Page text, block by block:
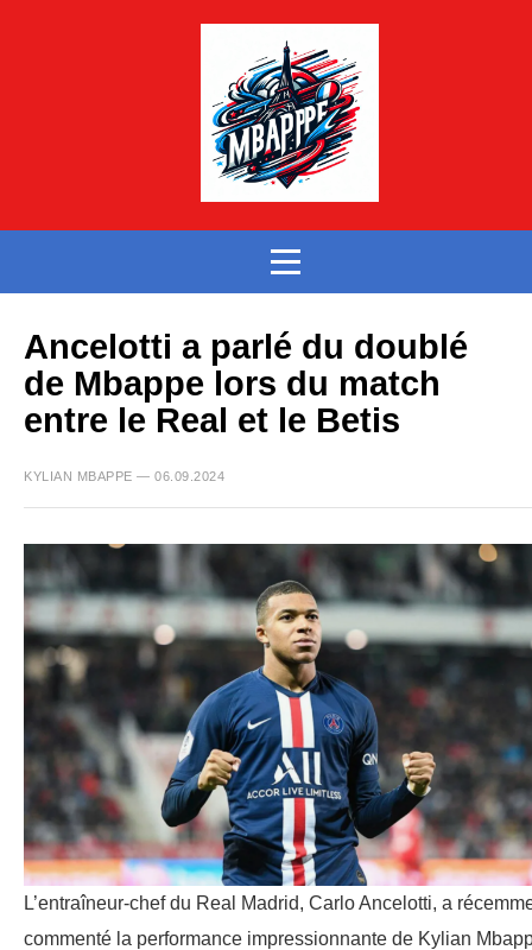
Ancelotti a parlé du doublé
de Mbappe lors du match
entre le Real et le Betis
KYLIAN MBAPPE — 06.09.2024
L’entraîneur-chef du Real Madrid, Carlo Ancelotti, a
commenté la performance impressionnante de Kylian